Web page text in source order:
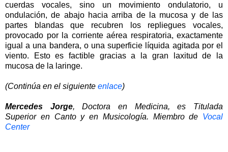
cuerdas vocales, sino un movimiento ondulatorio, u
ondulación, de abajo hacia arriba de la mucosa y de las
partes blandas que recubren los repliegues vocales,
provocado por la corriente aérea respiratoria, exactamente
igual a una bandera, o una superficie líquida agitada por el
viento. Esto es factible gracias a la gran laxitud de la
mucosa de la laringe.
(Continúa en el siguiente enlace)
Mercedes Jorge, Doctora en Medicina, es Titulada
Superior en Canto y en Musicología. Miembro de Vocal
Center